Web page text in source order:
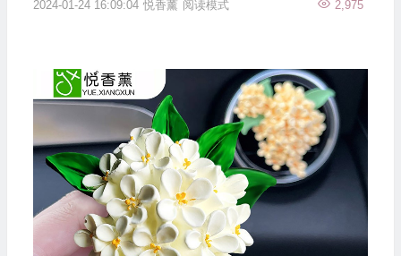
2024-01-24 16:09:04 悦香薰 2,975
阅读模式